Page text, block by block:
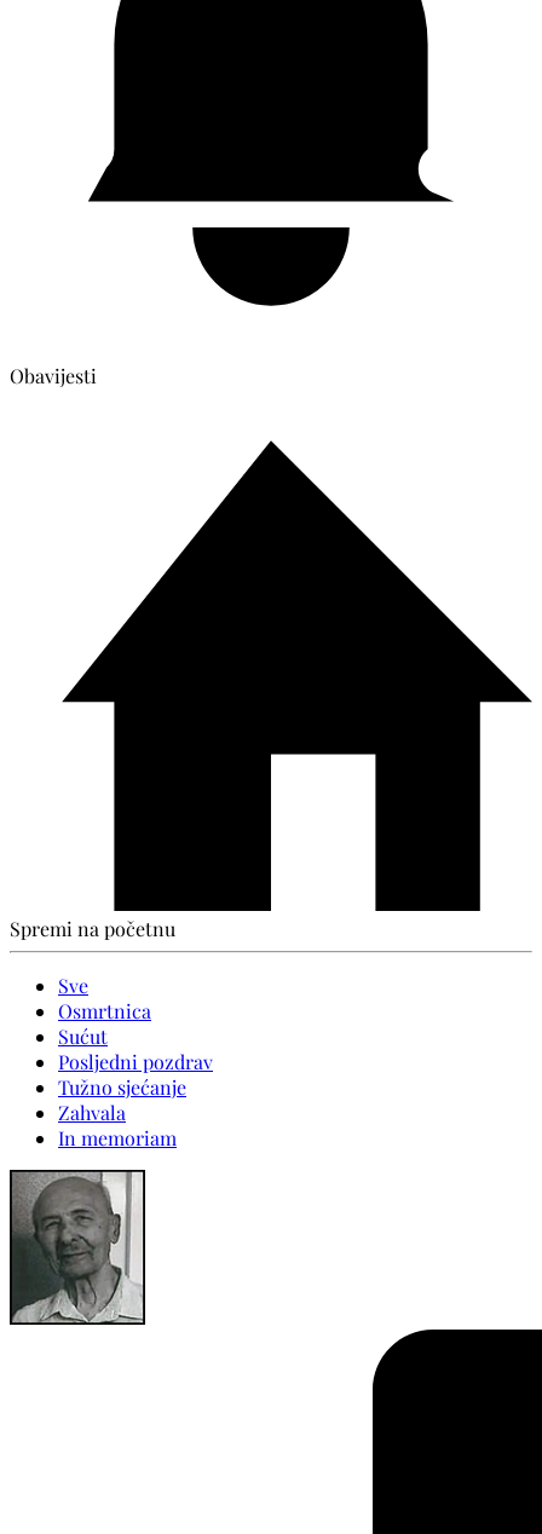
Obavijesti
Spremi na početnu
Sve
Osmrtnica
Sućut
Posljedni pozdrav
Tužno sjećanje
Zahvala
In memoriam